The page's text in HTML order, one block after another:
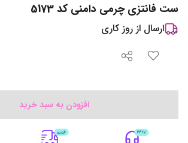
ست فانتزی چرمی دامنی کد 5173
ارسال از روز کاری
افزودن به سبد خرید